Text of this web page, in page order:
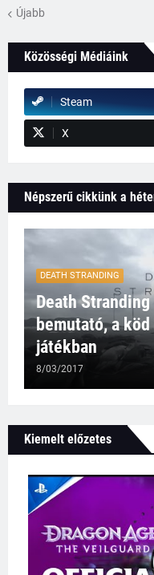
Újabb
Közösségi Médiáink
Steam
X
Népszerű cikkünk a
DEATH STRANDING
Death
bemutató, a
játékban
8/03/2017
Kiemelt előzetes